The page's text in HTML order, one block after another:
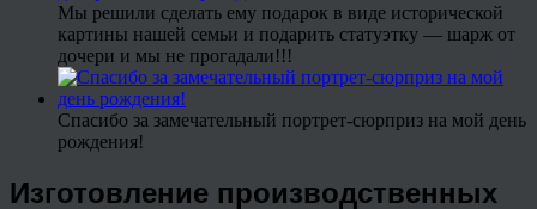
Мы решили сделать ему подарок в виде исторической
картины нашей семьи и подарить статуэтку — шарж от
дочери и мы не прогадали!!!
Спасибо за замечательный портрет-сюрприз на мой день
рождения!
Изготовление производственных